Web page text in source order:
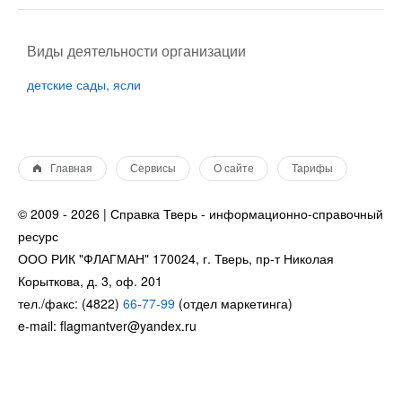
Виды деятельности организации
детские сады, ясли
Главная Сервисы О сайте Тарифы
© 2009 - 2026 | Справка Тверь - информационно-справочный
ресурс
ООО РИК "ФЛАГМАН" 170024, г. Тверь, пр-т Николая
Корыткова, д. 3, оф. 201
тел./факс: (4822) 66-77-99 (отдел маркетинга)
e-mail: flagmantver@yandex.ru